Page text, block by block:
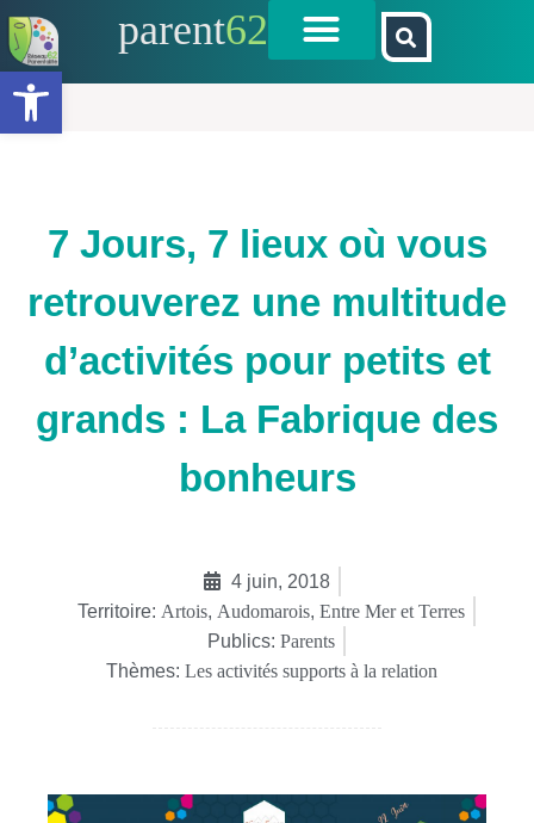
Ouvrir la barre d’outils
parent62
7 Jours, 7 lieux où vous
retrouverez une multitude
d’activités pour petits et
grands : La Fabrique des
bonheurs
4 juin, 2018
Territoire: Artois, Audomarois, Entre Mer et Terres
Publics: Parents
Thèmes: Les activités supports à la relation